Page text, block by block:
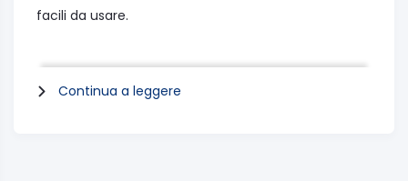
facili da usare.
Con una semplice rotazione dell'obiettivo, INSTAX
mini 12 è pronta per l'uso.
Continua a leggere